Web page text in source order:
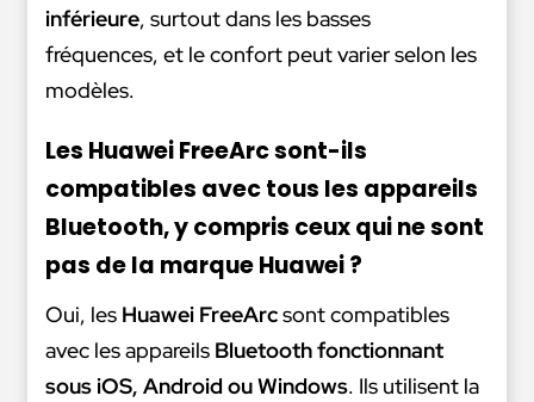
inférieure, surtout dans les basses
fréquences, et le confort peut varier selon les
modèles.
Les Huawei FreeArc sont-ils
compatibles avec tous les appareils
Bluetooth, y compris ceux qui ne sont
pas de la marque Huawei ?
Oui, les Huawei FreeArcsont compatibles
avec les appareils Bluetooth fonctionnant
sous iOS, Android ou Windows. Ils utilisent la